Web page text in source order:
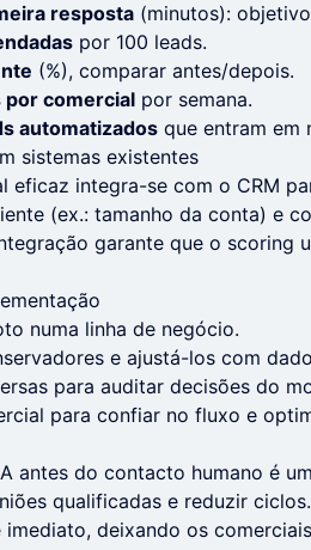
resposta (minutos):
por 100 leads.
(%), comparar antes/depois.
por comercial por semana.
automatizados que entram em
sistemas existentes
eficaz integra-se com o CRM
(ex.: tamanho da conta) e
garante que o scoring
numa linha de negócio.
e ajustá-los com
para auditar decisões do
para confiar no fluxo e
antes do contacto humano é
qualificadas e reduzir
deixando os